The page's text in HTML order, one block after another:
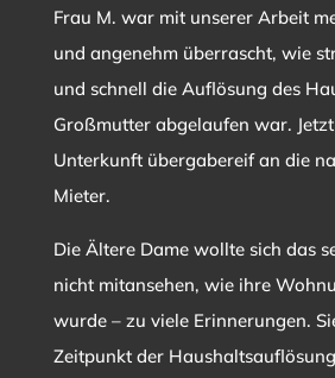
Frau M. war mit unserer Arbeit
und angenehm überrascht, wie
und schnell die Auflösung des
Großmutter abgelaufen war.
Unterkunft übergabereif an die
Mieter.
Die Ältere Dame wollte sich das
nicht mitansehen, wie ihre
wurde – zu viele Erinnerungen.
Zeitpunkt der